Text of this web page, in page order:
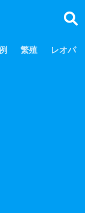
繁殖 レオパ